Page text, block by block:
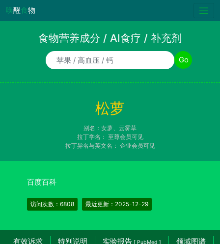
唤醒食物
食物营养成分 / AI食疗 / 补充剂
食物/AI食疗诉求/补充剂名称 Go
松萝
别名：女萝、云雾草
拉丁学名： 至尊会员可见
拉丁异名与英文名： 企业会员可见
百度百科
访问次数：6808 最近更新：2025-12-29
有效诉求 特别说明 实验报告 [ PubMed ]
领域图谱